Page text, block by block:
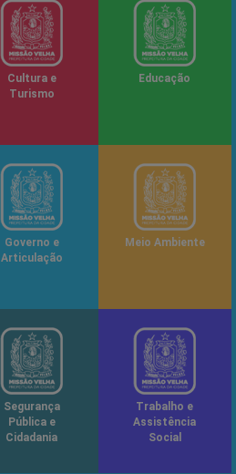
Cultura e
Turismo
Educação
Governo e
Articulação
Meio Ambiente
Segurança
Pública e
Cidadania
Trabalho e
Assistência
Social